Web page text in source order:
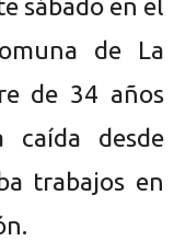
sábado en el
de La
de 34 años
desde
trabajos en